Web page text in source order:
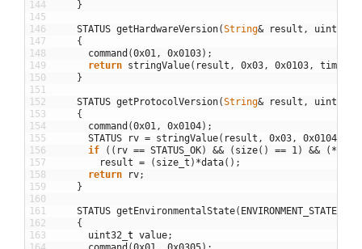
144
145
146
147
148
149
150
151
152
153
154
155
156
157
158
159
160
161
162
163
}
STATUS getHardwareVersion(String& result , uint32
{
command (0x01, 0x0103) ;
return stringValue( result , 0x03, 0x0103, timeout
}
STATUS getProtocolVersion(String& result , uint32
{
command (0x01, 0x0104) ;
STATUS
rv = stringValue( result , 0x03, 0x0104
if
( ( rv == STATUS_OK) && ( size( ) == 1) && ( *
result = ( size_t ) *data( ) ;
return
rv;
}
STATUS getEnvironmentalState( ENVIRONMENT_STATE
{
uint32 t value;